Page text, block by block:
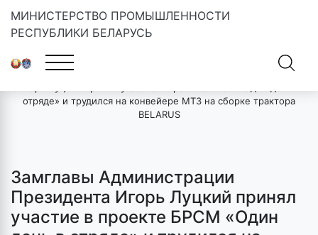
МИНИСТЕРСТВО ПРОМЫШЛЕННОСТИ
РЕСПУБЛИКИ БЕЛАРУСЬ
Главная»Новости
Замглавы Администрации Президента
отряде» и трудился на конвейере МТЗ на сборке трактора
BELARUS
Замглавы Администрации
Президента Игорь Луцкий принял
участие в проекте БРСМ «Один